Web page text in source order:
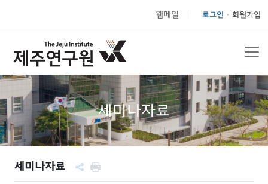
웹메일 로그인 회원가입
세미나자료
세미나자료